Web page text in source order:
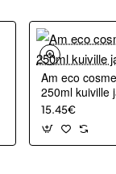
Am eco
250ml kuiville
15.45€